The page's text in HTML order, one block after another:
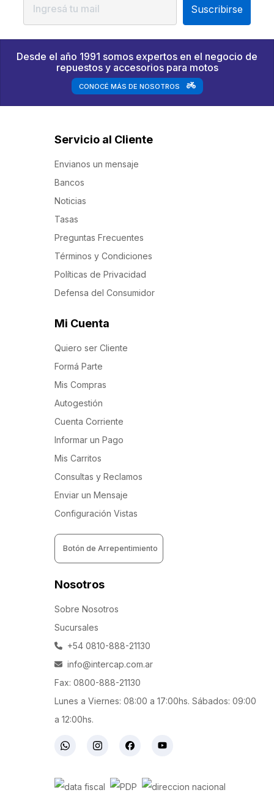
Suscribirse
Desde el año 1991 somos expertos en el negocio de
repuestos y accesorios para motos
CONOCÉ MÁS DE NOSOTROS
Servicio al Cliente
Envianos un mensaje
Bancos
Noticias
Tasas
Preguntas Frecuentes
Términos y Condiciones
Políticas de Privacidad
Defensa del Consumidor
Mi Cuenta
Quiero ser Cliente
Formá Parte
Mis Compras
Autogestión
Cuenta Corriente
Informar un Pago
Mis Carritos
Consultas y Reclamos
Enviar un Mensaje
Configuración Vistas
Botón de Arrepentimiento
Nosotros
Sobre Nosotros
Sucursales
+54 0810-888-21130
info@intercap.com.ar
Fax: 0800-888-21130
Lunes a Viernes: 08:00 a 17:00hs. Sábados: 09:00
a 12:00hs.